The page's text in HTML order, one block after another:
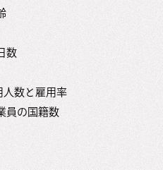
数
人数と雇用率
員の国籍数